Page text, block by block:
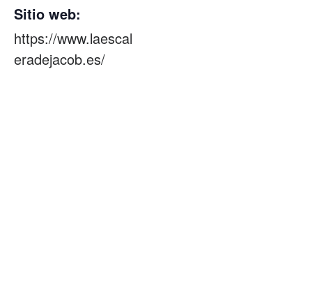
Sitio web:
https://www.laescal
eradejacob.es/